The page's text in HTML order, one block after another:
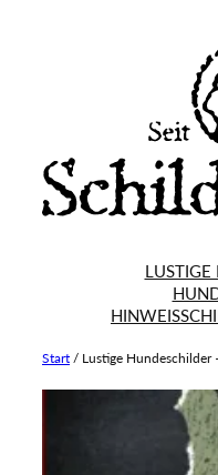
LUSTIGE
Start / Lustige